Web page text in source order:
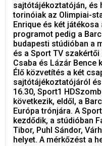
sajtótájékoztatóján, és
torinóiak az Olimpiai-
Enrique és két
programot pedig a
budapesti stúdióban a
és a Sport TV
Csaba és Lázár Bence
Élő közvetítés a két
sajtótájékoztatójáról
16.30, Sport1
következik, eldől, a
Európa trónjára. A
kezdődik, a stúdióban
Tibor, Puhl Sándor,
helyet. A mérkőzést a